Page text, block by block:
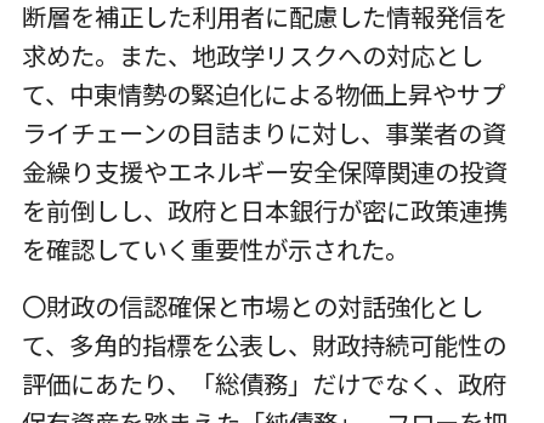
断層を補正した利用者に配慮した情報発信を
求めた。また、地政学リスクへの対応とし
て、中東情勢の緊迫化による物価上昇やサプ
ライチェーンの目詰まりに対し、事業者の資
金繰り支援やエネルギー安全保障関連の投資
を前倒しし、政府と日本銀行が密に政策連携
を確認していく重要性が示された。
〇財政の信認確保と市場との対話強化とし
て、多角的指標を公表し、財政持続可能性の
評価にあたり、「総債務」だけでなく、政府